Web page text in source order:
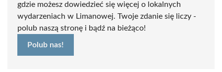
gdzie możesz dowiedzieć się więcej o lokalnych
wydarzeniach w Limanowej. Twoje zdanie się liczy -
polub naszą stronę i bądź na bieżąco!
Polub nas!